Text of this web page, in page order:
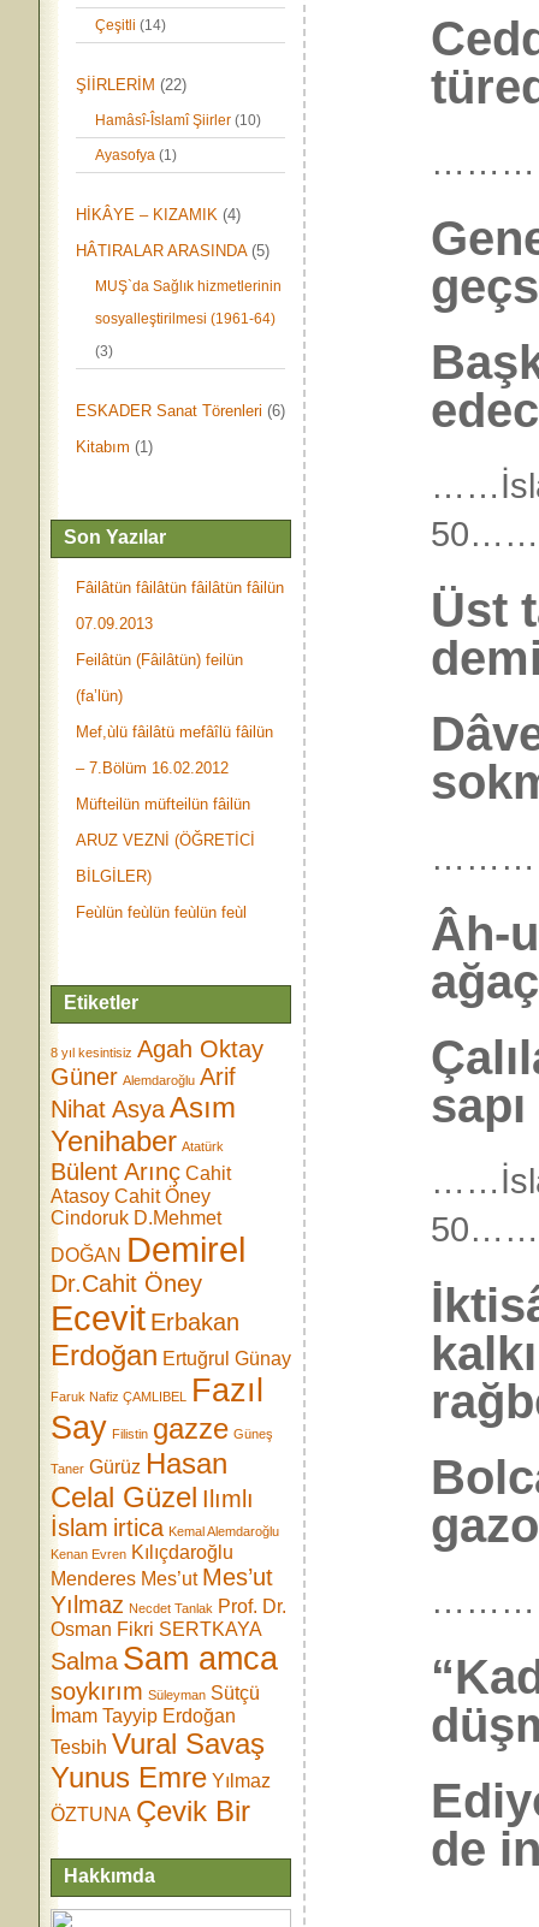
Çeşitli (14)
ŞİİRLERİM (22)
Hamâsî-Îslamî Şiirler (10)
Ayasofya (1)
HİKÂYE – KIZAMIK (4)
HÂTIRALAR ARASINDA(5)
MUŞ`da Sağlık hizmetlerinin
sosyalleştirilmesi (1961-64)
(3)
ESKADER Sanat Törenleri (6)
Kitabım (1)
Son Yazılar
Fâilâtün fâilâtün fâilâtün fâilün
07.09.2013
Feilâtün (Fâilâtün) feilün
(fa’lün)
Mef,ùlü fâilâtü mefâîlü fâilün
– 7.Bölüm 16.02.2012
Müfteilün müfteilün fâilün
ARUZ VEZNİ (ÖĞRETİCİ
BİLGİLER)
Feùlün feùlün feùlün feùl
Etiketler
8 yıl kesintisiz Agah Oktay
Güner Alemdaroğlu Arif
Nihat AsyaAsım
Yenihaber Atatürk
Bülent Arınç Cahit
Atasoy Cahit Öney
Cindoruk D.Mehmet
DOĞAN Demirel
Dr.Cahit Öney
Ecevit Erbakan
Erdoğan Ertuğrul Günay
Faruk Nafiz ÇAMLIBEL
Fazıl
Say Filistin gazze Güneş
Taner Gürüz Hasan
Celal Güzel Ilımlı
İslam irtica Kemal Alemdaroğlu
Kenan Evren Kılıçdaroğlu
Menderes Mes’ut Mes’ut
Yılmaz Necdet Tanlak Prof. Dr.
Osman Fikri SERTKAYA
Salma Sam amca
soykırım Süleyman Sütçü
İmam Tayyip Erdoğan
Tesbih Vural Savaş
Yunus Emre Yılmaz
ÖZTUNA Çevik Bir
Hakkımda
Üst
Âh-
de